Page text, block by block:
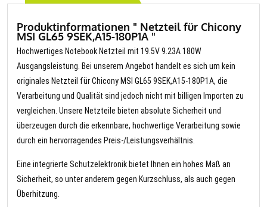
Produktinformationen " Netzteil für Chicony
MSI GL65 9SEK,A15-180P1A "
Hochwertiges Notebook Netzteil mit 19.5V 9.23A 180W
Ausgangsleistung. Bei unserem Angebot handelt es sich um kein
originales Netzteil für Chicony MSI GL65 9SEK,A15-180P1A, die
Verarbeitung und Qualität sind jedoch nicht mit billigen Importen zu
vergleichen. Unsere Netzteile bieten absolute Sicherheit und
überzeugen durch die erkennbare, hochwertige Verarbeitung sowie
durch ein hervorragendes Preis-/Leistungsverhältnis.
Eine integrierte Schutzelektronik bietet Ihnen ein hohes Maß an
Sicherheit, so unter anderem gegen Kurzschluss, als auch gegen
Überhitzung.